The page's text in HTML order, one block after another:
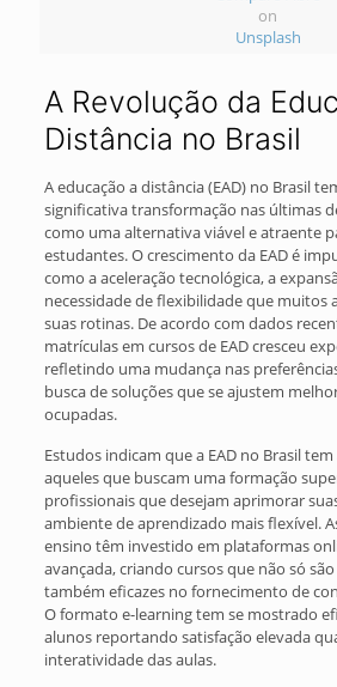
on
Unsplash
A Revolução da
Distância no Brasil
A educação a distância (EAD) no Brasil
significativa transformação nas últimas
como uma alternativa viável e atraente
estudantes. O crescimento da EAD é
como a aceleração tecnológica, a
necessidade de flexibilidade que muitos
suas rotinas. De acordo com dados
matrículas em cursos de EAD cresceu
refletindo uma mudança nas
busca de soluções que se ajustem
ocupadas.
Estudos indicam que a EAD no Brasil
aqueles que buscam uma formação
profissionais que desejam aprimorar
ambiente de aprendizado mais flexível.
ensino têm investido em plataformas
avançada, criando cursos que não só são
também eficazes no fornecimento de
O formato e-learning tem se mostrado
alunos reportando satisfação elevada
interatividade das aulas.